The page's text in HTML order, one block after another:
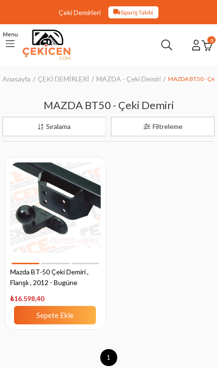
Çeki Demirleri Sipariş Takibi
Menu
0
Anasayfa ÇEKİ DEMİRLERİ MAZDA - Çeki Demiri MAZDA BT50 -
MAZDA BT50 - Çeki Demiri
Filtreleme
Sıralama
Mazda BT-50 Çeki Demiri ,
Flanşlı , 2012 - Bugüne
₺16.598,40
Sepete Ekle
1